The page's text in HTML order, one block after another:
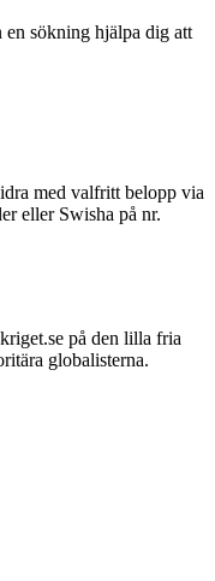
en sökning hjälpa dig att
med valfritt belopp via
eller Swisha på nr.
på den lilla fria
globalisterna.